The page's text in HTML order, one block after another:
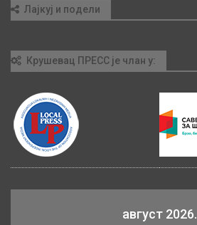
Лајкуј и подели
Крушевац ПРЕСС је члан у:
август 2026.